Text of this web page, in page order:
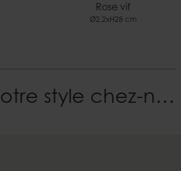
Rose vif
Ø2,2xH28 cm
Trouvez votre style chez-nous